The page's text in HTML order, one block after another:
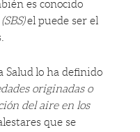
es conocido
el puede ser el
Salud lo ha definido
originadas o
del aire en los
que se